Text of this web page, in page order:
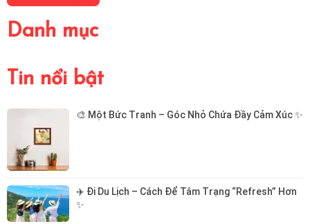
Danh mục
Tin nổi bật
🎨 Một Bức Tranh – Góc Nhỏ Chứa Đầy Cảm Xúc ✨
✈️ Đi Du Lịch – Cách Để Tâm Trạng “Refresh” Hơn
✨